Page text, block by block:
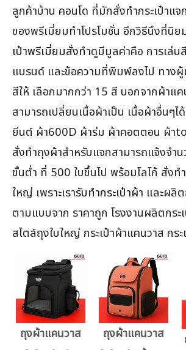
ลูกค้าบ้าน คอนโด ที่มักสั่งทำกระเป๋าแจ
ของพรีเมี่ยมทำโปรโมชั่น อีกวิธีนึงที่นิย
เป๋าพรีเมี่ยมสั่งทำดูมีมูลค่าคือ การเล่น
แบรนด์ และข้อความที่พิมพ์ลงไป ทางผู้
สีให้ เลือกมากกว่า 15 สี นอกจากผ้าแ
สามารถเปลี่ยนเนื้อผ้าเป็น เนื้อผ้าอื่นๆไ
ยีนต์ ผ้า600D ผ้าร่ม ผ้าคอตตอน ผ้า
สั่งทำถุงผ้าสำหรับแจกสามารถแจ้งจำ
ขั้นต่ำ ที่ 500 ใบขึ้นไป พร้อมโลโก้ สั่งท
ใหญ่ เพราะเรารับทำกระเป๋าผ้า และผลิ
ตามแบบจาก ราคาถูก โรงงานผลิตกระ
สไตล์ถุงใบใหญ่ กระเป๋าผ้าแคนวาส กระ
ถุงผ้าแคนวาส
ถุงผ้าแคนวาส